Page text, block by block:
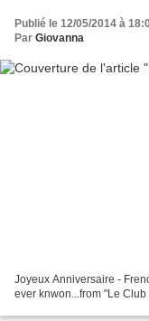
Publié le 12/05/2014 à
Par Giovanna
Joyeux Anniversaire -
ever knwon...from "Le Club